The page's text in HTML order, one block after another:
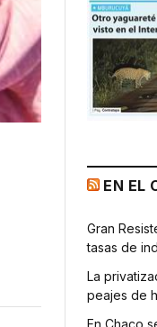
EN EL
Gran
tasas de
La
peajes de
En Chaco